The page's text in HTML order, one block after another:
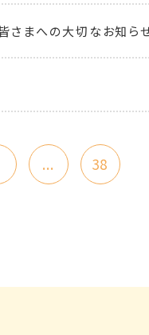
さまへの大切なお知ら
... 38